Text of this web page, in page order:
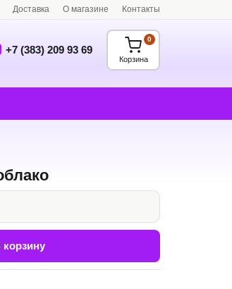
Доставка О магазине Контакты
+7 (383) 209 93 69
Корзина
0
корзину